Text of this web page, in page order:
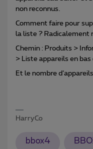
non reconnus.
Comment faire pour
la liste ? Radicalement
Chemin : Produits >
> Liste appareils en bas
Et le nombre
HarryCo
bbox4